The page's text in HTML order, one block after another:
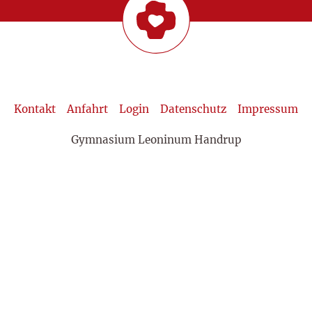
Kontakt Anfahrt Login Datenschutz Impressum
Gymnasium Leoninum Handrup